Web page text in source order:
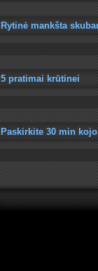
Rytinė mankšta
5 pratimai krūtinei
Paskirkite 30 min